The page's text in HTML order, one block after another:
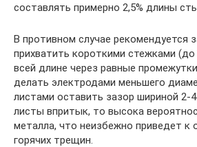
составлять примерно 2,5% длины
В противном случае рекомендуется
прихватить короткими стежками
всей длине через равные
делать электродами меньшего
листами оставить зазор шириной 2-
листы впритык, то высока
металла, что неизбежно приведет к
горячих трещин.